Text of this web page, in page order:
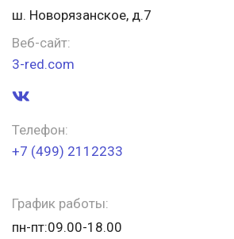
ш. Новорязанское, д.7
Веб-сайт:
3-red.com
Телефон:
+7 (499) 2112233
График работы:
пн-пт:09.00-18.00